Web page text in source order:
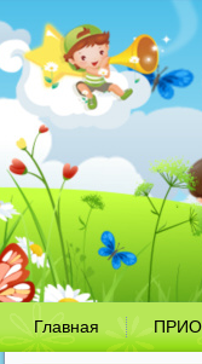
Главная